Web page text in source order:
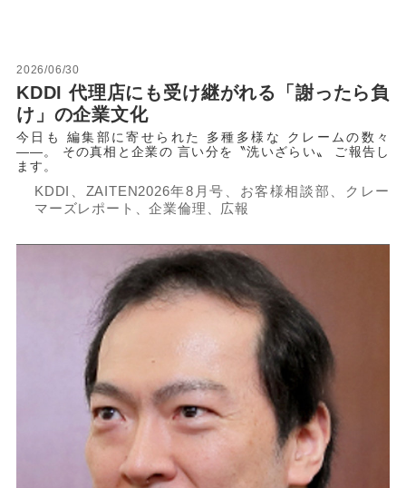
2026/06/30
KDDI 代理店にも受け継がれる「謝ったら負
け」の企業文化
今日も 編集部に寄せられた 多種多様な クレームの数々
――。 その真相と企業の 言い分を〝洗いざらい〟 ご報告し
ます。
KDDI、ZAITEN2026年8月号、お客様相談部、クレー
マーズレポート、企業倫理、広報